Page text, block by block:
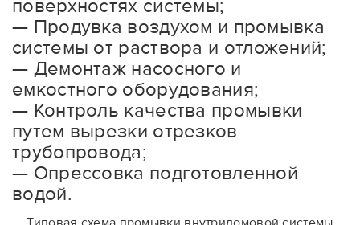
поверхностях системы;
— Продувка воздухом и промывка
системы от раствора и отложений;
— Демонтаж насосного и
емкостного оборудования;
— Контроль качества промывки
путем вырезки отрезков
трубопровода;
— Опрессовка подготовленной
водой.